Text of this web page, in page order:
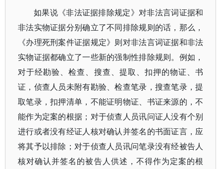
如果说《非法证据排除规定》对非法言词证据和
非法实物证据分别确立了不同排除规则的话，那么，
《办理死刑案件证据规定》则对非法言词证据和非法
实物证据都确立了一些新的强制性排除规则。例如，
对于经勘验、检查、搜查、提取、扣押的物证、书
证，侦查人员未附有勘验、检查笔录，搜查笔录，提
取笔录，扣押清单，不能证明物证、书证来源的，不
能作为定案的根据；对于侦查人员讯问证人没有个别
进行或者没有经证人核对确认并签名的书面证言，应
将其予以排除；对于侦查人员讯问笔录没有经被告人
核对确认并签名的被告人供述，不得作为定案的根